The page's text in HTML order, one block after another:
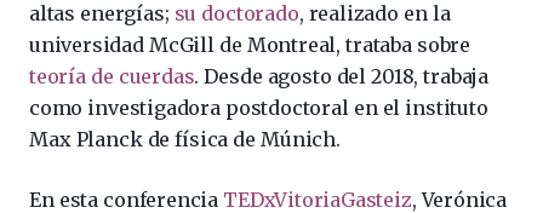
altas energías; su doctorado, realizado en la
universidad McGill de Montreal, trataba sobre
teoría de cuerdas. Desde agosto del 2018, trabaja
como investigadora postdoctoral en el instituto
Max Planck de física de Múnich.
En esta conferencia TEDxVitoriaGasteiz, Verónica